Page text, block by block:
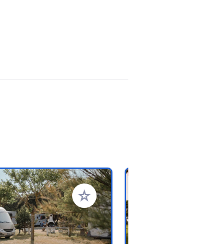
Zu Ihren Favoriten